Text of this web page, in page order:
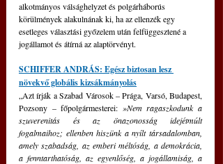
alkotmányos válsághelyzet és polgárháborús
körülmények alakulnának ki, ha az ellenzék egy
esetleges választási győzelem után felfüggesztené a
jogállamot és átírná az alaptörvényt.
SCHIFFER ANDRÁS: Egész biztosan lesz
növekvő globális kizsákmányolás
„Azt írják a Szabad Városok – Prága, Varsó, Budapest,
Pozsony – főpolgármesterei: »Nem ragaszkodunk a
szuverenitás és az önazonosság idejétmúlt
fogalmaihoz; ellenben hiszünk a nyílt társadalomban,
amely szabadság, az emberi méltóság, a demokrácia,
a fenntarthatóság, az egyenlőség, a jogállamiság, a